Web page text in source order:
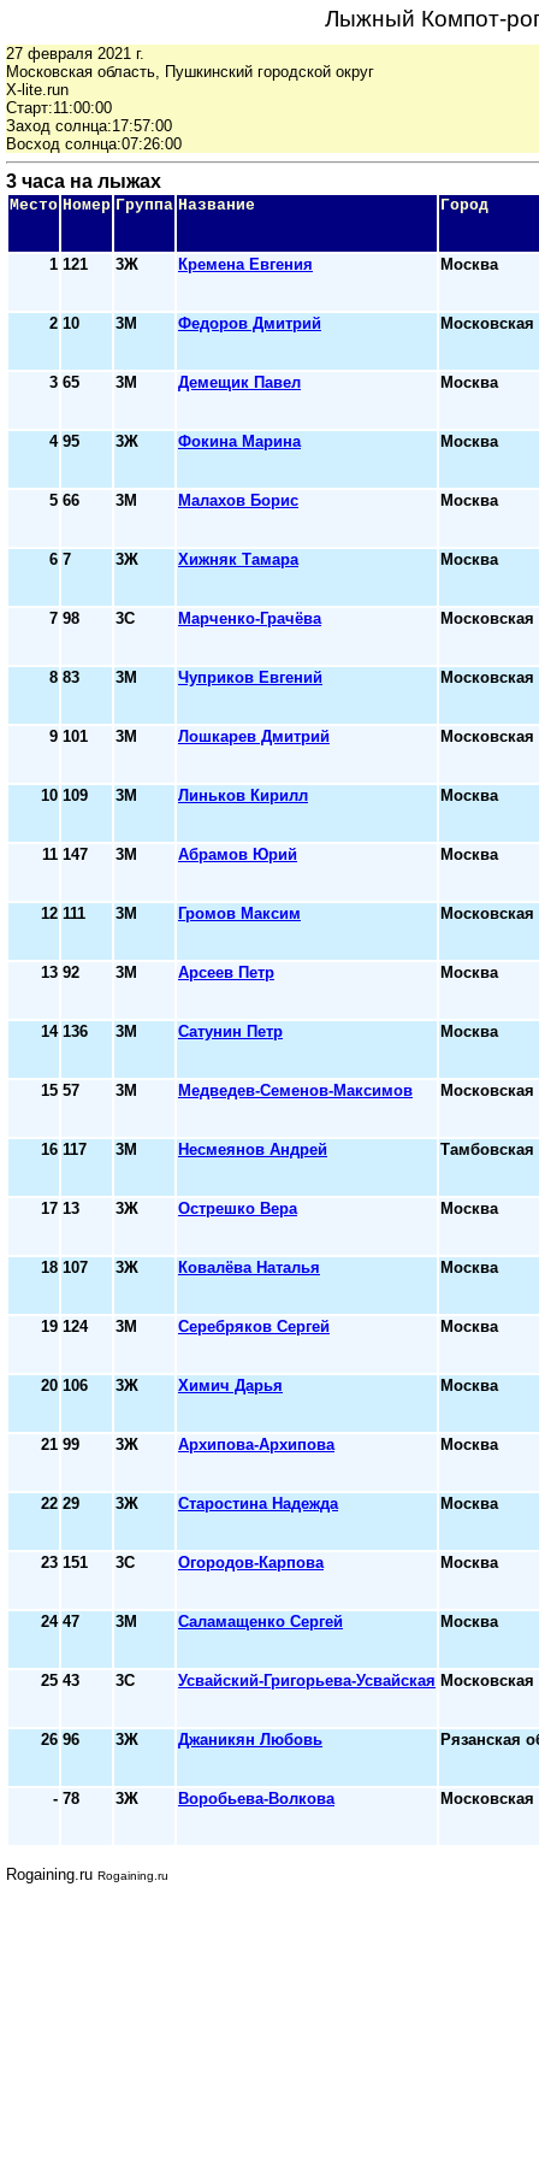
Лыжный Компот-
27 февраля 2021 г.
Московская область, Пушкинский городской округ
X-lite.run
Старт:11:00:00
Заход солнца:17:57:00
Восход солнца:07:26:00
3 часа на лыжах
Место Номер Группа Название Город
1 121 3Ж Кремена Евгения Москва
2 10 3М Федоров Дмитрий Московская
3 65 3М Демещик Павел Москва
4 95 3Ж Фокина Марина Москва
5 66 3М Малахов Борис Москва
6 7 3Ж Хижняк Тамара Москва
7 98 3С Марченко-Грачёва Московская
8 83 3М Чуприков Евгений Московская
9 101 3М Лошкарев Дмитрий Московская
10 109 3М Линьков Кирилл Москва
11 147 3М Абрамов Юрий Москва
12 111 3М Громов Максим Московская
13 92 3М Арсеев Петр Москва
14 136 3М Сатунин Петр Москва
15 57 3М Медведев-Семенов-Максимов Московская
16 117 3М Несмеянов Андрей Тамбовская
17 13 3Ж Острешко Вера Москва
18 107 3Ж Ковалёва Наталья Москва
19 124 3М Серебряков Сергей Москва
20 106 3Ж Химич Дарья Москва
21 99 3Ж Архипова-Архипова Москва
22 29 3Ж Старостина Надежда Москва
23 151 3С Огородов-Карпова Москва
24 47 3М Саламащенко Сергей Москва
25 43 3С Усвайский-Григорьева-Усвайская Московская
26 96 3Ж Джаникян Любовь Рязанская
- 78 3Ж Воробьева-Волкова Московская
Rogaining.ru Rogaining.ru